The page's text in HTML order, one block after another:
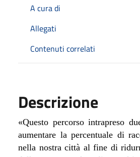
A cura di
Allegati
Contenuti correlati
Descrizione
«Questo percorso intrapreso
aumentare la percentuale di
nella nostra città al fine di